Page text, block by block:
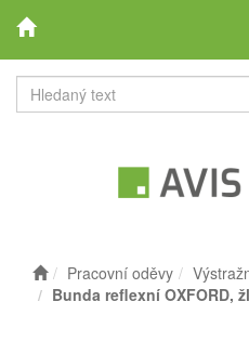
Pracovní oděvy
Bunda reflexní OXFORD,